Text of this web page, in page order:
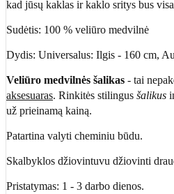
kad jūsų kaklas ir kaklo sritys bus
Sudėtis: 100 % veliūro medvilnė
Dydis: Universalus: Ilgis - 160 cm,
Veliūro medvilnės šalikas - tai
aksesuaras. Rinkitės stilingus šalikus
už prieinamą kainą.
Patartina valyti cheminiu būdu.
Skalbyklos džiovintuvu džiovinti
Pristatymas: 1 - 3 darbo dienos.